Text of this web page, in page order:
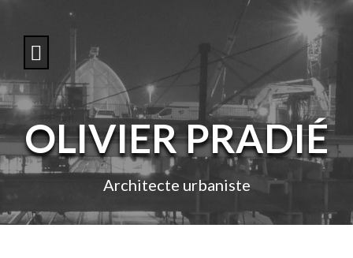
o
c
n
e
OLIVIER PRADIÉ
Architecte urbaniste